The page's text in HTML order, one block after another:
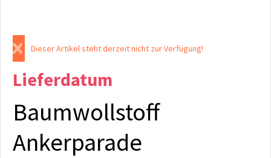
Dieser Artikel steht derzeit nicht zur Verfügung!
Lieferdatum
Baumwollstoff
Ankerparade